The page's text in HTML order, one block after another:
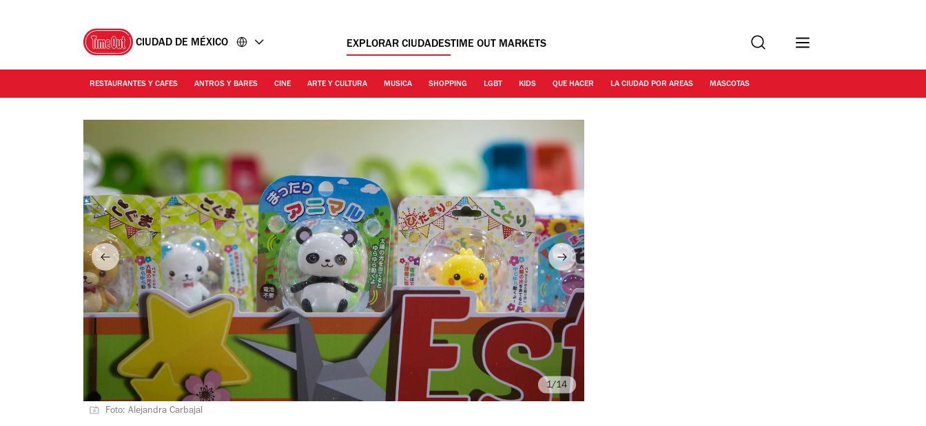
CIUDAD DE MÉXICO EXPLORAR CIUDADESTIME OUT MARKETS Buscar
RESTAURANTES Y CAFES ANTROS Y BARES CINE ARTE Y CULTURA MUSICA SHOPPING LGBT KIDS QUE HACER LA CIUDAD POR AREAS MASCOTAS
Foto: Alejandra Carbajal
/14